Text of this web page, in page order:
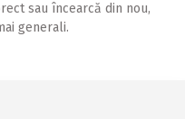
sau încearcă din nou,
generali.